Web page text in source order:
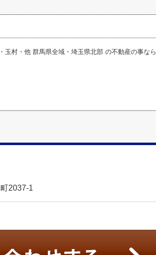
村・他 群馬県全域・埼玉県北部 の不動産の事なら
2037-1